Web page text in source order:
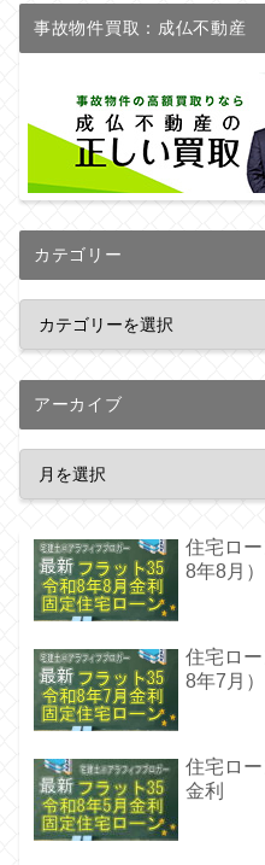
事故物件買取：成仏不動産
カテゴリー
アーカイブ
住宅ロ
8年8月）
住宅ロ
8年7月）
住宅ロ
金利